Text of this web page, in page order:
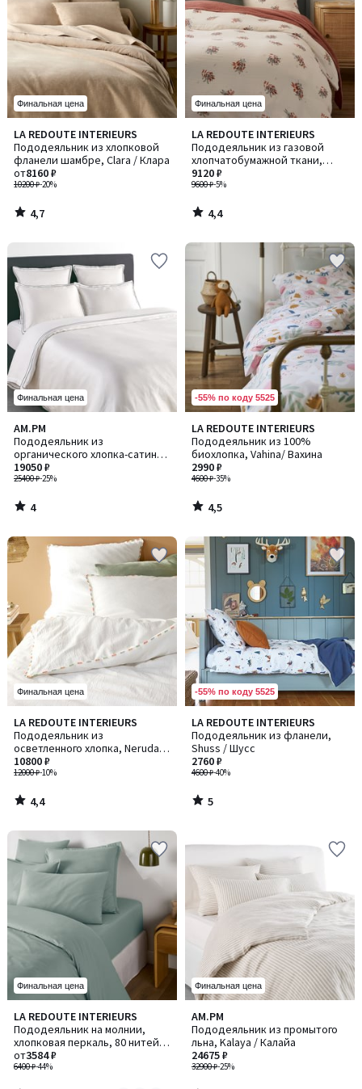
Финальная цена
LA REDOUTE INTERIEURS
Пододеяльник из хлопковой
фланели шамбре, Clara / Клара
10200 ₽-20%
от8160 ₽
4,7
/ 5
4,7
/
Финальная цена
LA REDOUTE INTERIEURS
Пододеяльник из газовой
хлопчатобумажной ткани,
Monceaux / Монсо
9600 ₽-5%
9120 ₽
4,4
/ 5
4,4
/
Финальная цена
AM.PM
Пододеяльник из
органического хлопка-сатина
и лиоцелла, TUCCI / ТУЧЧИ
25400 ₽-25%
19050 ₽
4
/
5
4
/
-55% по коду 5525
LA REDOUTE INTERIEURS
Пододеяльник из 100%
биохлопка, Vahina/ Вахина
4600 ₽-35%
2990 ₽
4,5
/ 5
4,5
/
Финальная цена
LA REDOUTE INTERIEURS
Пододеяльник из
осветленного хлопка, Neruda /
Неруда
12000 ₽-10%
10800 ₽
4,4
/ 5
4,4
/
-55% по коду 5525
LA REDOUTE INTERIEURS
Пододеяльник из фланели,
Shuss / Шусс
4600 ₽-40%
2760 ₽
5
/
5
5
/
Финальная цена
LA REDOUTE INTERIEURS
Пододеяльник на молнии,
хлопковая перкаль, 80 нитей/
см², Scenario / Сценарио
6400 ₽-44%
от3584 ₽
3
/
5
Количество
цветов:
3
Финальная цена
AM.PM
Пододеяльник из промытого
льна, Kalaya / Калайа
32900 ₽-25%
24675 ₽
3,6
/ 5